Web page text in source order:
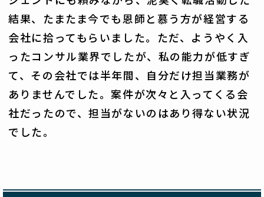
結果、たまたま今でも恩師と慕う方が経営する
会社に拾ってもらいました。ただ、ようやく入
ったコンサル業界でしたが、私の能力が低すぎ
て、その会社では半年間、自分だけ担当業務が
ありませんでした。案件が次々と入ってくる会
社だったので、担当がないのはあり得ない状況
でした。